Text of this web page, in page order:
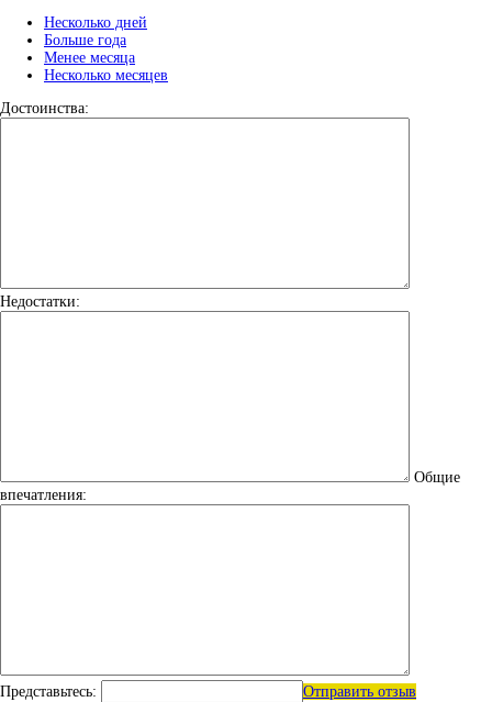
Несколько дней
Больше года
Менее месяца
Несколько месяцев
Достоинства:
Недостатки:
Общие
впечатления:
Представьтесь: Отправить отзыв